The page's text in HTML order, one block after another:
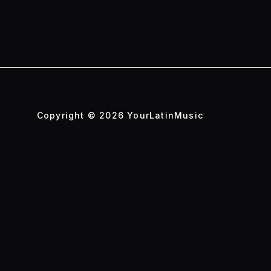
Copyright © 2026 YourLatinMusic